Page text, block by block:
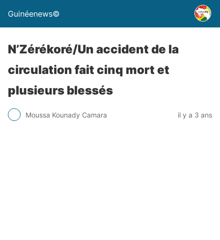
Guinéenews©
N’Zérékoré/Un accident de la
circulation fait cinq mort et
plusieurs blessés
Moussa Kounady Camara il y a 3 ans